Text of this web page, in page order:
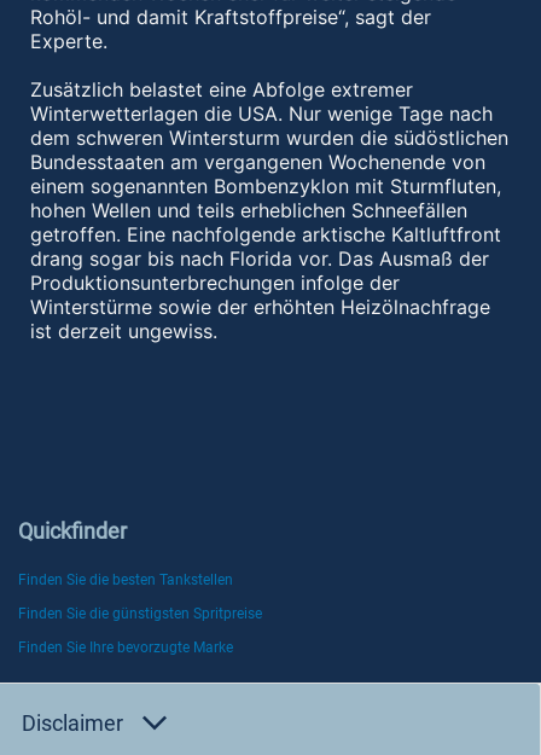
Rohöl- und damit Kraftstoffpreise“, sagt der
Experte.
Zusätzlich belastet eine Abfolge extremer
Winterwetterlagen die USA. Nur wenige Tage nach
dem schweren Wintersturm wurden die südöstlichen
Bundesstaaten am vergangenen Wochenende von
einem sogenannten Bombenzyklon mit Sturmfluten,
hohen Wellen und teils erheblichen Schneefällen
getroffen. Eine nachfolgende arktische Kaltluftfront
drang sogar bis nach Florida vor. Das Ausmaß der
Produktionsunterbrechungen infolge der
Winterstürme sowie der erhöhten Heizölnachfrage
ist derzeit ungewiss.
Quickfinder
Finden Sie die besten Tankstellen
Finden Sie die günstigsten Spritpreise
Finden Sie Ihre bevorzugte Marke
Disclaimer